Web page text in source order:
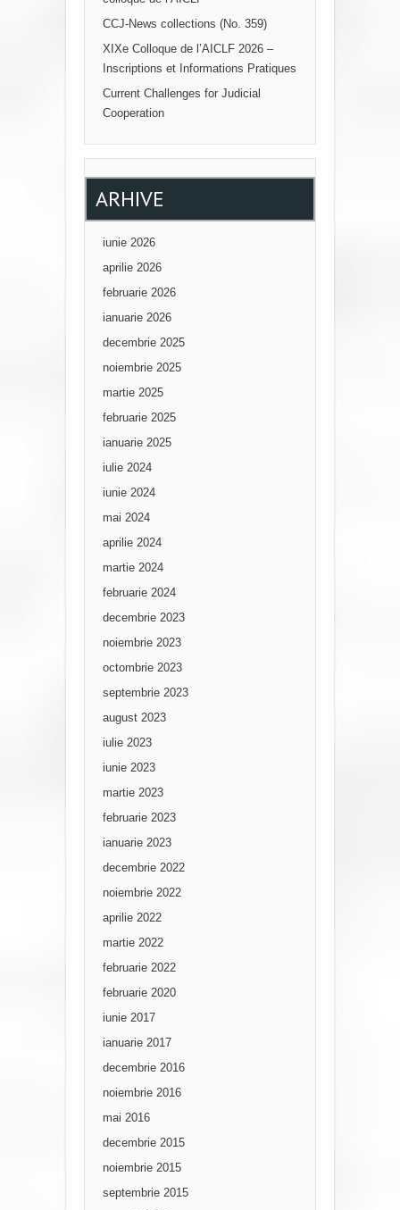
CCJ-News collections (No. 359)
XIXe Colloque de l’AICLF 2026 –
Inscriptions et Informations Pratiques
Current Challenges for Judicial
Cooperation
ARHIVE
iunie 2026
aprilie 2026
februarie 2026
ianuarie 2026
decembrie 2025
noiembrie 2025
martie 2025
februarie 2025
ianuarie 2025
iulie 2024
iunie 2024
mai 2024
aprilie 2024
martie 2024
februarie 2024
decembrie 2023
noiembrie 2023
octombrie 2023
septembrie 2023
august 2023
iulie 2023
iunie 2023
martie 2023
februarie 2023
ianuarie 2023
decembrie 2022
noiembrie 2022
aprilie 2022
martie 2022
februarie 2022
februarie 2020
iunie 2017
ianuarie 2017
decembrie 2016
noiembrie 2016
mai 2016
decembrie 2015
noiembrie 2015
septembrie 2015